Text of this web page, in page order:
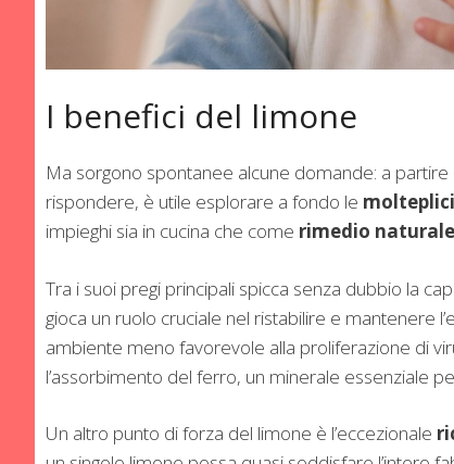
I benefici del limone
Ma sorgono spontanee alcune domande: a
rispondere, è utile esplorare a fondo le
impieghi sia in cucina che come rimedio naturale
Tra i suoi pregi principali spicca senza dubbio la
gioca un ruolo cruciale nel ristabilire e mantenere
ambiente meno favorevole alla proliferazione di
l’assorbimento del ferro, un minerale essenziale
Un altro punto di forza del limone è l’eccezionale